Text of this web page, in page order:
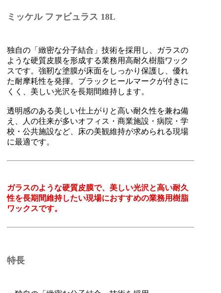
ミッケル ファビュラス 18L
独自の「緻密な分子結合」技術を採用し、ガラスの
ような硬質皮膜を形成する業務用高耐久樹脂ワック
スです。強靭な塗膜が床面をしっかり保護し、優れ
た耐摩耗性を発揮。ブラックヒールマークが付きに
くく、美しい光沢を長期間維持します。
透明感のある美しい仕上がりと高い耐久性を兼ね備
え、人の往来が多いオフィス・商業施設・病院・学
校・公共施設など、床の美観維持が求められる現場
に最適です。
ガラスのような硬質皮膜で、美しい光沢と高い耐久
性を長期間維持したい現場におすすめの業務用樹脂
ワックスです。
特長